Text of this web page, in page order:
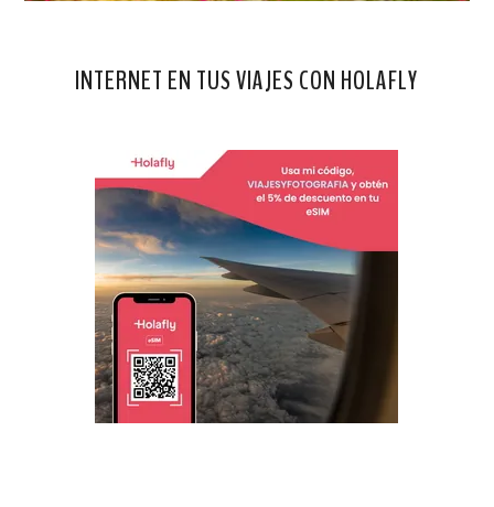
INTERNET EN TUS VIAJES CON HOLAFLY